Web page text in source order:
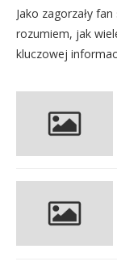
Jako zagorzały
rozumiem, jak
kluczowej